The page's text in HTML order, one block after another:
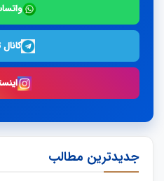
کانال
جدیدترین مطالب